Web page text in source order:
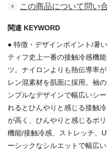
この商品について問い
関連 KEYWORD
● 特徴・デザインポイント/暑
ティフ史上一番の接触冷感機
ツ。ナイロンよりも熱伝導率
レン混素材を肌面に採用。袖
ンプルなデザインで幅広いシ
れるとひんやりと感じる接触
が高く、ひんやりと感じるポ
機能/接触冷感、ストレッチ
ーシックなシルエットで幅広い